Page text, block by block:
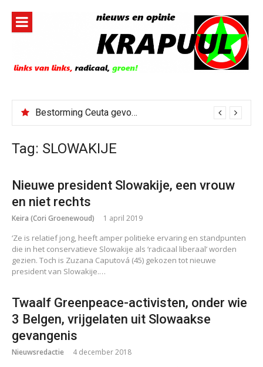
inhoud
Bestorming Ceuta gevolg van op sociale media verspreide hoax?
Tag: SLOWAKIJE
Nieuwe president Slowakije, een vrouw
en niet rechts
Keira (Cori Groenewoud) 1 april 2019
‘Ze is relatief jong, heeft amper politieke ervaring en standpunten
die in het conservatieve Slowakije als ‘radicaal liberaal’ worden
gezien. Toch is Zuzana Caputová (45) gekozen tot nieuwe
president van Slowakije.…
Twaalf Greenpeace-activisten, onder wie
3 Belgen, vrijgelaten uit Slowaakse
gevangenis
Nieuwsredactie 4 december 2018